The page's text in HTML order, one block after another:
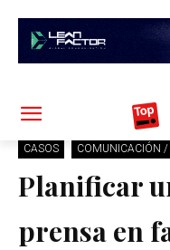
CASOS COMUNICACIÓN /
Planificar
prensa en